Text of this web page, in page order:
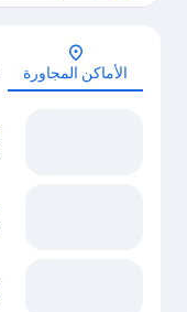
الأماكن المجاورة